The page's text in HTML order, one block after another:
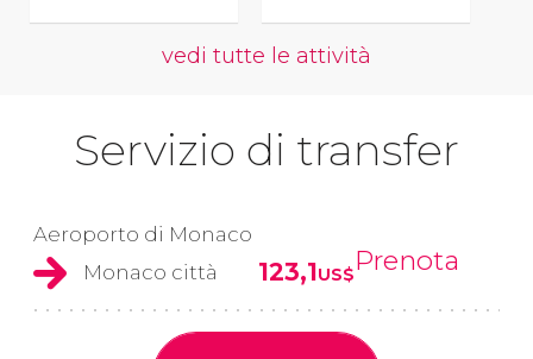
vedi tutte le attività
Servizio di transfer
Aeroporto di Monaco
Monaco città
123,1US$Prenota